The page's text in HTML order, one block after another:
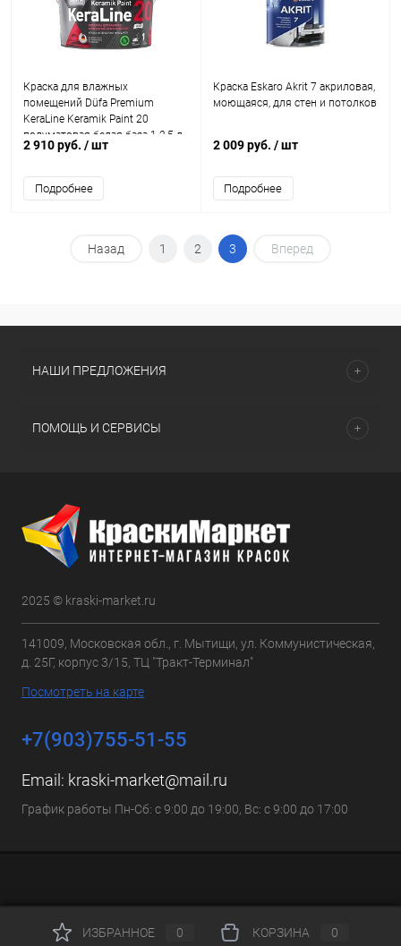
Краска для влажных
помещений Düfa Premium
KeraLine Keramik Paint 20
полуматовая белая база 1 2,5 л.
2 910 руб. / шт
Подробнее
Краска Eskaro Akrit 7 акриловая,
моющаяся, для стен и потолков
2 009 руб. / шт
Подробнее
Назад 1 2 3 Вперед
НАШИ ПРЕДЛОЖЕНИЯ
ПОМОЩЬ И СЕРВИСЫ
2025 © kraski-market.ru
141009, Московская обл., г. Мытищи, ул. Коммунистическая,
д. 25Г, корпус 3/15, ТЦ "Тракт-Терминал"
Посмотреть на карте
+7(903)755-51-55
Email: kraski-market@mail.ru
График работы Пн-Сб: с 9:00 до 19:00, Вс: с 9:00 до 17:00
ИЗБРАННОЕ 0 КОРЗИНА 0